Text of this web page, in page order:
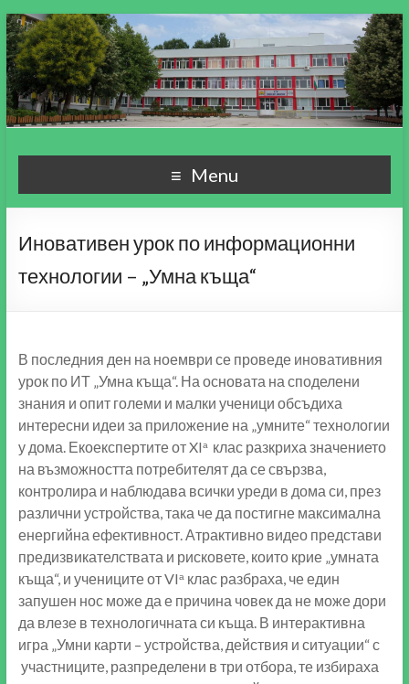
СУ "Пейо Кр. Яворов"
гр. Варна
Училище, мой свят чудесен!
Menu
Иновативен урок по информационни
технологии – „Умна къща“
В последния ден на ноември се проведе иновативния
урок по ИТ „Умна къща“. На основата на споделени
знания и опит големи и малки ученици обсъдиха
интересни идеи за приложение на „умните“ технологии
у дома. Екоекспертите от XIа клас разкриха значението
на възможността потребителят да се свързва,
контролира и наблюдава всички уреди в дома си, през
различни устройства, така че да постигне максимална
енергийна ефективност. Атрактивно видео представи
предизвикателствата и рисковете, които крие „умната
къща“, и учениците от VIаклас разбраха, че един
запушен нос може да е причина човек да не може дори
да влезе в технологичната си къща. В интерактивна
игра „Умни карти – устройства, действия и ситуации“ с
участниците, разпределени в три отбора, те избираха